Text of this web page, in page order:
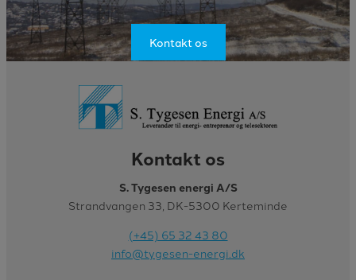
Kontakt os
Kontakt os
S. Tygesen energi A/S
Strandvangen 33, DK-5300 Kerteminde
(+45) 65 32 43 80
info@tygesen-energi.dk